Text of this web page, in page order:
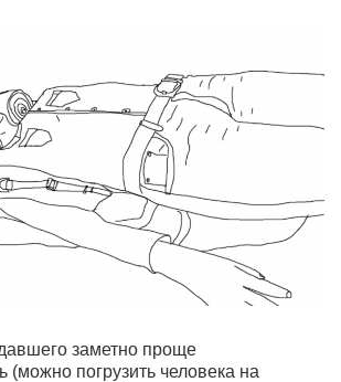
заметно проще
(можно погрузить человека на